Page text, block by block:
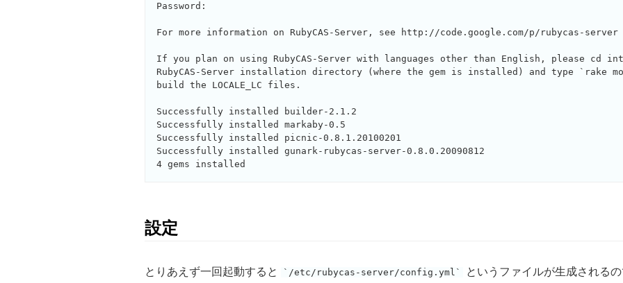
Password:
For more information on RubyCAS-Server, see http://code.google.com/p/rubycas-server
If you plan on using RubyCAS-Server with languages other than English, please cd
RubyCAS-Server installation directory (where the gem is installed) and type `rake
build the LOCALE_LC files.
Successfully installed builder-2.1.2
Successfully installed markaby-0.5
Successfully installed picnic-0.8.1.20100201
Successfully installed gunark-rubycas-server-0.8.0.20090812
設定
とりあえず一回起動すると /etc/rubycas-server/config.yml というファイルが生成される